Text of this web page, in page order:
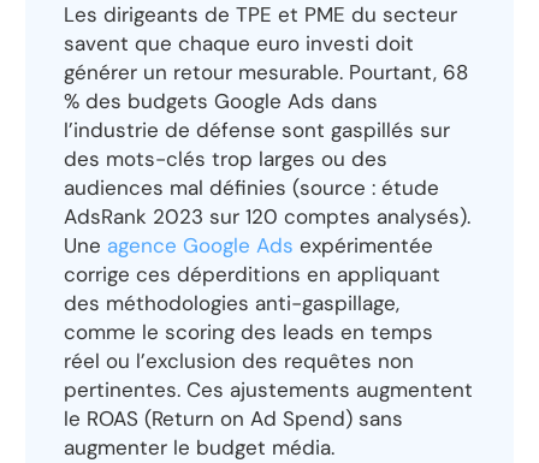
Les dirigeants de TPE et PME du secteur
savent que chaque euro investi doit
générer un retour mesurable. Pourtant, 68
% des budgets Google Ads dans
l’industrie de défense sont gaspillés sur
des mots-clés trop larges ou des
audiences mal définies (source : étude
AdsRank 2023 sur 120 comptes analysés).
Une agence Google Ads expérimentée
corrige ces déperditions en appliquant
des méthodologies anti-gaspillage,
comme le scoring des leads en temps
réel ou l’exclusion des requêtes non
pertinentes. Ces ajustements augmentent
le ROAS (Return on Ad Spend) sans
augmenter le budget média.